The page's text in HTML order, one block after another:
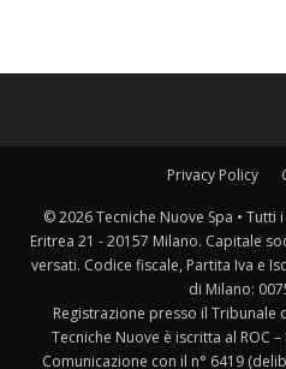
Privacy Policy
© 2026 Tecniche Nuove Spa •
Eritrea 21 - 20157 Milano. Capitale
versati. Codice fiscale, Partita Iva e
di Milano:
Registrazione presso il Tribunale
Tecniche Nuove è iscritta al ROC
Comunicazione con il n° 6419